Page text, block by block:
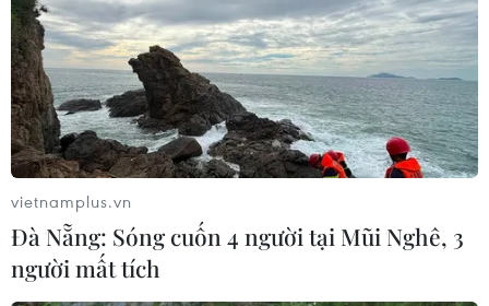
vietnamplus.vn
Đà Nẵng: Sóng cuốn 4 người tại Mũi Nghê, 3
người mất tích